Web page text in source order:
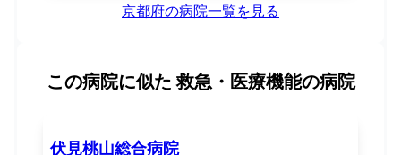
京都府の病院一覧を見る
この病院に似た 救急・医療機能の病院
伏見桃山総合病院